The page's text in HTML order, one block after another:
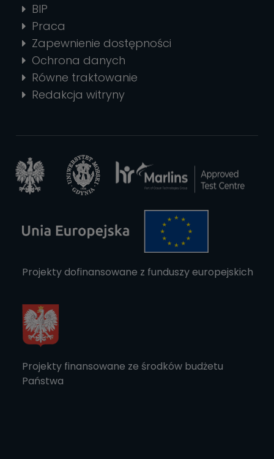
BIP
Praca
Zapewnienie dostępności
Ochrona danych
Równe traktowanie
Redakcja witryny
Projekty dofinansowane z funduszy europejskich
Projekty finansowane ze środków budżetu
Państwa